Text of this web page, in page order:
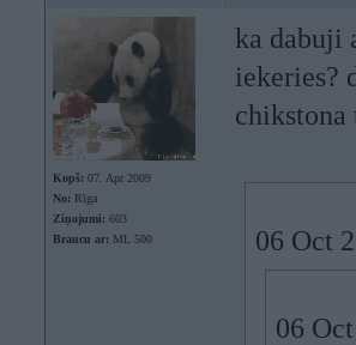
Kopš: 07. Apr 2009
No: Rīga
Ziņojumi: 603
Braucu ar: ML 500
ka dabuji
iekeries?
06 Oct
06